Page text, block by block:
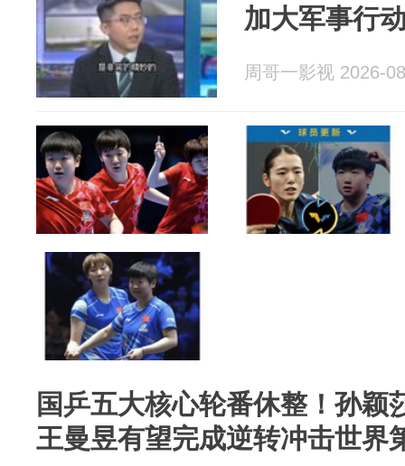
加大军事行
周哥一影视 2026-
国乒五大核心轮番休整！孙颖
王曼昱有望完成逆转冲击世界